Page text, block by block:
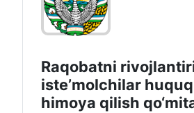
Raqobatni
isteʼmolchilar
himoya qilish